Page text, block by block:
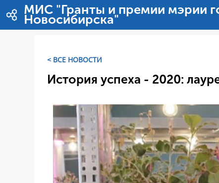
Hyppää sisältöön
МИС "Гранты и премии мэрии
Новосибирска"
< ВСЕ НОВОСТИ
История успеха - 2020: